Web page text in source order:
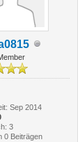
Sep 2014
3
0 Beiträgen